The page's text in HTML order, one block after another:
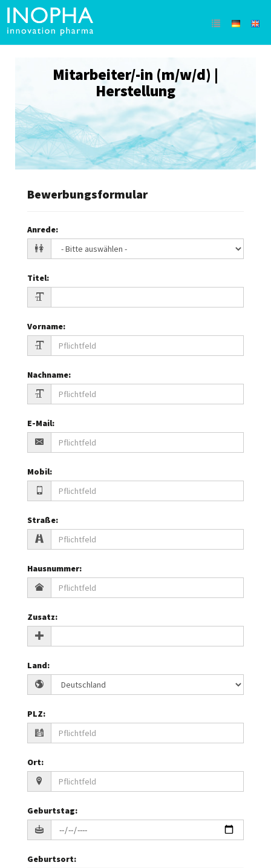
Mitarbeiter/-in (m/w/d) |
Herstellung
Bewerbungsformular
Anrede:
Titel:
Vorname:
Nachname:
E-Mail:
Mobil:
Straße:
Hausnummer:
Zusatz:
Land:
PLZ:
Ort:
Geburtstag:
Geburtsort: